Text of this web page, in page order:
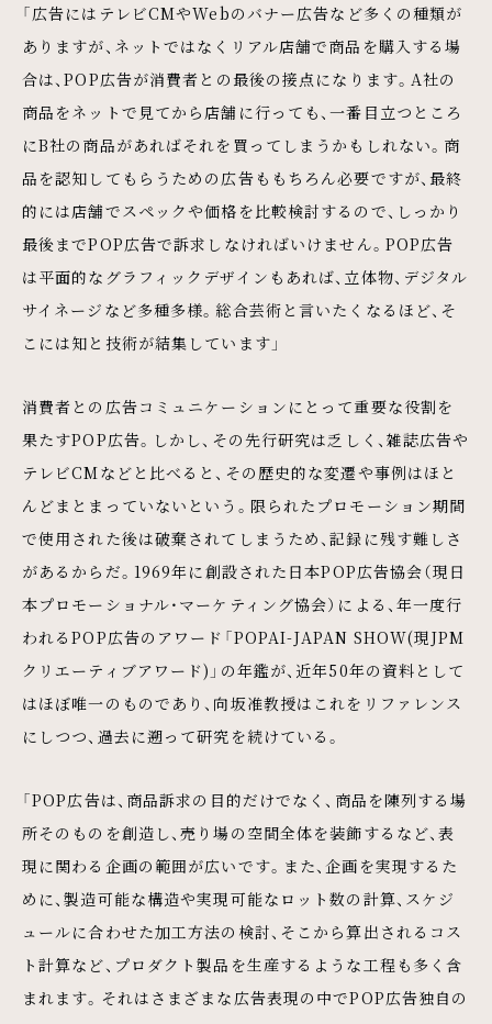
「広告にはテレビCMやWebのバナー広告など多くの種類が
ありますが、ネットではなくリアル店舗で商品を購入する場
合は、POP広告が消費者との最後の接点になります。A社の
商品をネットで見てから店舗に行っても、一番目立つところ
にB社の商品があればそれを買ってしまうかもしれない。商
品を認知してもらうための広告ももちろん必要ですが、最終
的には店舗でスペックや価格を比較検討するので、しっかり
最後までPOP広告で訴求しなければいけません。POP広告
は平面的なグラフィックデザインもあれば、立体物、デジタル
サイネージなど多種多様。総合芸術と言いたくなるほど、そ
こには知と技術が結集しています」
消費者との広告コミュニケーションにとって重要な役割を
果たすPOP広告。しかし、その先行研究は乏しく、雑誌広告や
テレビCMなどと比べると、その歴史的な変遷や事例はほと
んどまとまっていないという。限られたプロモーション期間
で使用された後は破棄されてしまうため、記録に残す難しさ
があるからだ。1969年に創設された日本POP広告協会（現日
本プロモーショナル・マーケティング協会）による、年一度行
われるPOP広告のアワード「POPAI-JAPAN SHOW(現JPM
クリエーティブアワード)」の年鑑が、近年50年の資料として
はほぼ唯一のものであり、向坂准教授はこれをリファレンス
にしつつ、過去に遡って研究を続けている。
「POP広告は、商品訴求の目的だけでなく、商品を陳列する場
所そのものを創造し、売り場の空間全体を装飾するなど、表
現に関わる企画の範囲が広いです。また、企画を実現するた
めに、製造可能な構造や実現可能なロット数の計算、スケジ
ュールに合わせた加工方法の検討、そこから算出されるコス
ト計算など、プロダクト製品を生産するような工程も多く含
まれます。それはさまざまな広告表現の中でPOP広告独自の